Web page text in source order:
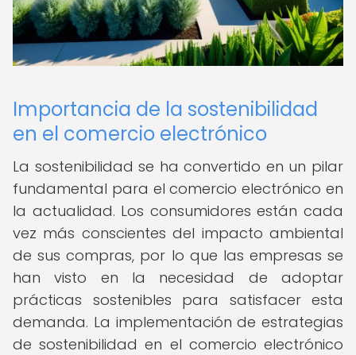
Importancia de la sostenibilidad
en el comercio electrónico
La sostenibilidad se ha convertido en un pilar
fundamental para el comercio electrónico en
la actualidad. Los consumidores están cada
vez más conscientes del impacto ambiental
de sus compras, por lo que las empresas se
han visto en la necesidad de adoptar
prácticas sostenibles para satisfacer esta
demanda. La implementación de estrategias
de sostenibilidad en el comercio electrónico